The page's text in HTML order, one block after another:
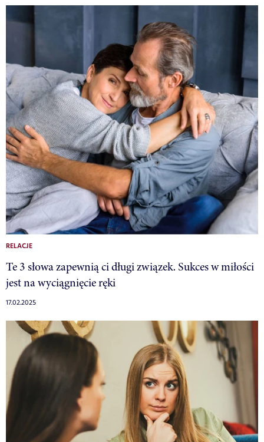
RELACJE
Te 3 słowa zapewnią ci długi związek. Sukces w miłości
jest na wyciągnięcie ręki
17.02.2025